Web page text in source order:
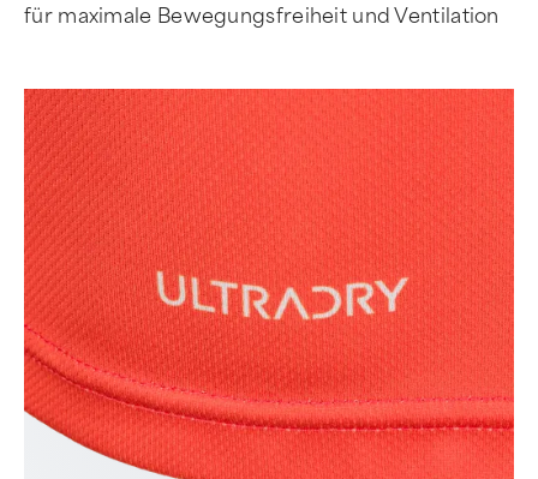
für maximale Bewegungsfreiheit und Ventilation